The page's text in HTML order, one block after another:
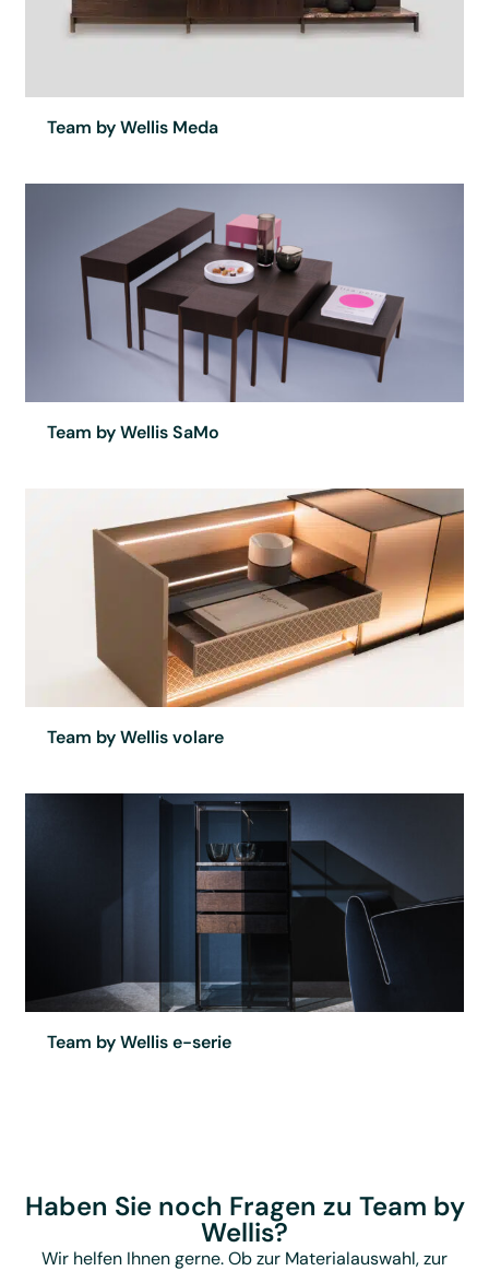
Team by Wellis Meda
Team by Wellis SaMo
Team by Wellis volare
Team by Wellis e-serie
Haben Sie noch Fragen zu Team by
Wellis?
Wir helfen Ihnen gerne. Ob zur Materialauswahl, zur